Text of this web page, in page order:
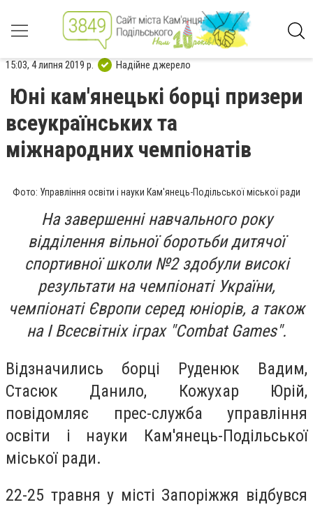
15:03, 4 липня 2019 р. Надійне джерело
Юні кам'янецькі борці призери
всеукраїнських та
міжнародних чемпіонатів
Фото: Управління освіти і науки Кам'янець-Подільської міської ради
На завершенні навчального року
відділення вільної боротьби дитячої
спортивної школи №2 здобули високі
результати на чемпіонаті України,
чемпіонаті Європи серед юніорів, а також
на І Всесвітніх іграх "Combat Games".
Відзначились борці Руденюк Вадим,
Стасюк Данило, Кожухар Юрій,
повідомляє прес-служба управління
освіти і науки Кам'янець-Подільської
міської ради.
22-25 травня у місті Запоріжжя відбувся